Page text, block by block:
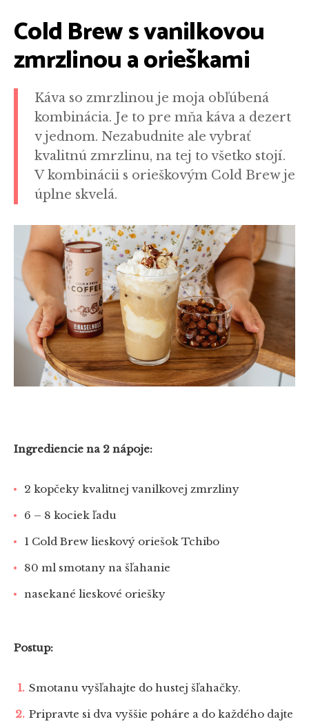
Cold Brew s vanilkovou
zmrzlinou a orieškami
Káva so zmrzlinou je moja obľúbená
kombinácia. Je to pre mňa káva a dezert
v jednom. Nezabudnite ale vybrať
kvalitnú zmrzlinu, na tej to všetko stojí.
V kombinácii s orieškovým Cold Brew je
úplne skvelá.
Ingrediencie na 2 nápoje:
2 kopčeky kvalitnej vanilkovej zmrzliny
6 – 8 kociek ľadu
1 Cold Brew lieskový oriešok Tchibo
80 ml smotany na šľahanie
nasekané lieskové oriešky
Postup:
Smotanu vyšľahajte do hustej šľahačky.
Pripravte si dva vyššie poháre a do každého dajte